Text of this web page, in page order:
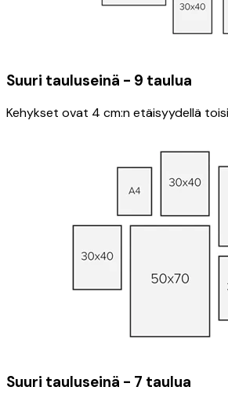
Suuri tauluseinä - 9 taulua
Kehykset ovat 4 cm:n etäisyydellä
Suuri tauluseinä - 7 taulua